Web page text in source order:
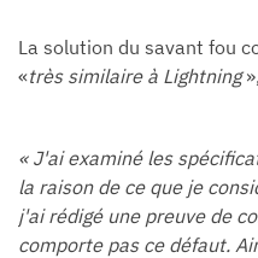
La solution du savant fou
«très similaire à Lightning
« J'ai examiné les
la raison de ce que je
j'ai rédigé une preuve de
comporte pas ce défaut.